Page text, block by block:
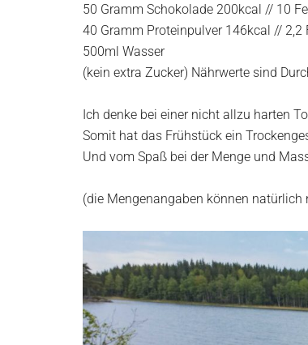
50 Gramm Schokolade 200kcal // 10
40 Gramm Proteinpulver 146kcal // 2,2
500ml Wasser
(kein extra Zucker) Nährwerte sind
Ich denke bei einer nicht allzu harten
Somit hat das Frühstück ein
Und vom Spaß bei der Menge und
(die Mengenangaben können